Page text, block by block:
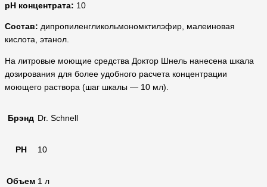
pH концентрата: 10
Состав: дипропиленгликольмономктилэфир, малеиновая
кислота, этанол.
На литровые моющие средства Доктор Шнель нанесена шкала
дозирования для более удобного расчета концентрации
моющего раствора (шаг шкалы — 10 мл).
Брэнд Dr. Schnell
PH 10
Объем 1 л